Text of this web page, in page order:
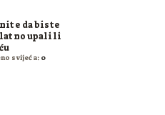
da biste
upalili
svijeća: 0